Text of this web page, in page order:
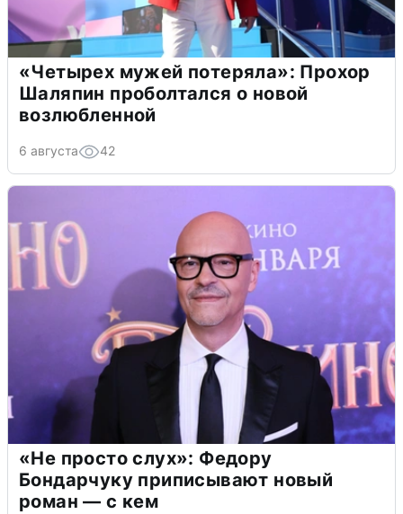
«Четырех мужей потеряла»: Прохор
Шаляпин проболтался о новой
возлюбленной
6 августа 42
«Не просто слух»: Федору
Бондарчуку приписывают новый
роман — с кем